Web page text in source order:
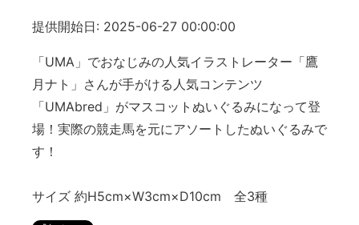
提供開始日: 2025-06-27 00:00:00
「UMA」でおなじみの人気イラストレーター「鷹
月ナト」さんが手がける人気コンテンツ
「UMAbred」がマスコットぬいぐるみになって登
場！実際の競走馬を元にアソートしたぬいぐるみで
す！
サイズ 約H5cm×W3cm×D10cm 全3種